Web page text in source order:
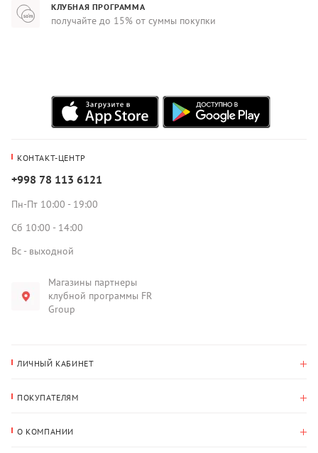
КЛУБНАЯ ПРОГРАММА
получайте до 15% от суммы покупки
КОНТАКТ-ЦЕНТР
+998 78 113 6121
Пн-Пт 10:00 - 19:00
Сб 10:00 - 14:00
Вс - выходной
Магазины партнеры
клубной программы FR
Group
ЛИЧНЫЙ КАБИНЕТ
Адрес для доставки
ПОКУПАТЕЛЯМ
О КОМПАНИИ